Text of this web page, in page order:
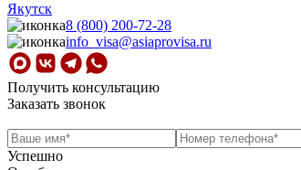
Якутск
8 (800) 200-72-28
info_visa@asiaprovisa.ru
Получить консультацию
Заказать звонок
Успешно